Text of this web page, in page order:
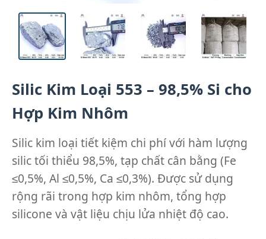
Silic Kim Loại 553 – 98,5% Si cho
Hợp Kim Nhôm
Silic kim loại tiết kiệm chi phí với hàm lượng
silic tối thiểu 98,5%, tạp chất cân bằng (Fe
≤0,5%, Al ≤0,5%, Ca ≤0,3%). Được sử dụng
rộng rãi trong hợp kim nhôm, tổng hợp
silicone và vật liệu chịu lửa nhiệt độ cao.